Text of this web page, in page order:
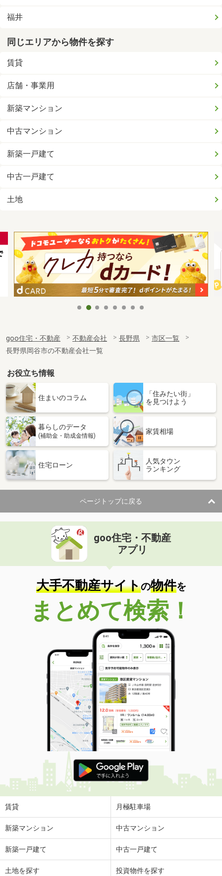
福井
同じエリアから物件を探す
賃貸
店舗・事業用
新築マンション
中古マンション
新築一戸建て
中古一戸建て
土地
goo住宅・不動産 不動産会社 長野県
市区一覧
長野県岡谷市の不動産会社一覧
お役立ち情報
住まいのコラム
「住みたい街」
を見つけよう
暮らしのデータ
(補助金・助成金情報)
家賃相場
住宅ローン
人気タウン
ランキング
ページトップに戻る
goo住宅・不動産
アプリ
大手不動産サイトの物件を
まとめて検索！
賃貸 月極駐車場
新築マンション 中古マンション
新築一戸建て 中古一戸建て
土地を探す 投資物件を探す